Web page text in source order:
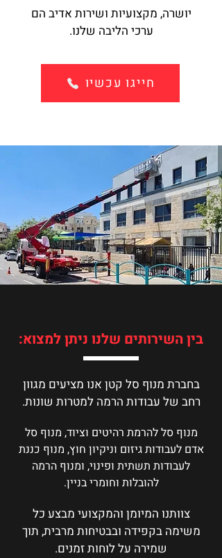
יושרה, מקצועיות ושירות אדיב הם
ערכי הליבה שלנו.
חייגו עכשיו
בין השירותים שלנו ניתן למצוא:
בחברת מנוף סל קטן אנו מציעים מגוון
רחב של עבודות הרמה למטרות שונות.
מנוף סל להרמת רהיטים וציוד, מנוף סל
אדם לעבודות גיזום וניקיון חוץ, מנוף כננת
לעבודות תשתית ופינוי, ומנוף הרמה
להובלות וחומרי בניין.
צוותנו המיומן והמקצועי מבצע כל
משימה בקפידה ובבטיחות מרבית, תוך
שמירה על לוחות זמנים.